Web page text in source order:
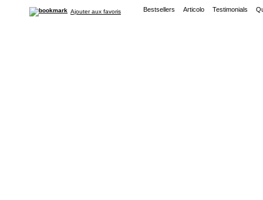
Ajouter aux favoris Bestsellers Articolo Testimonials